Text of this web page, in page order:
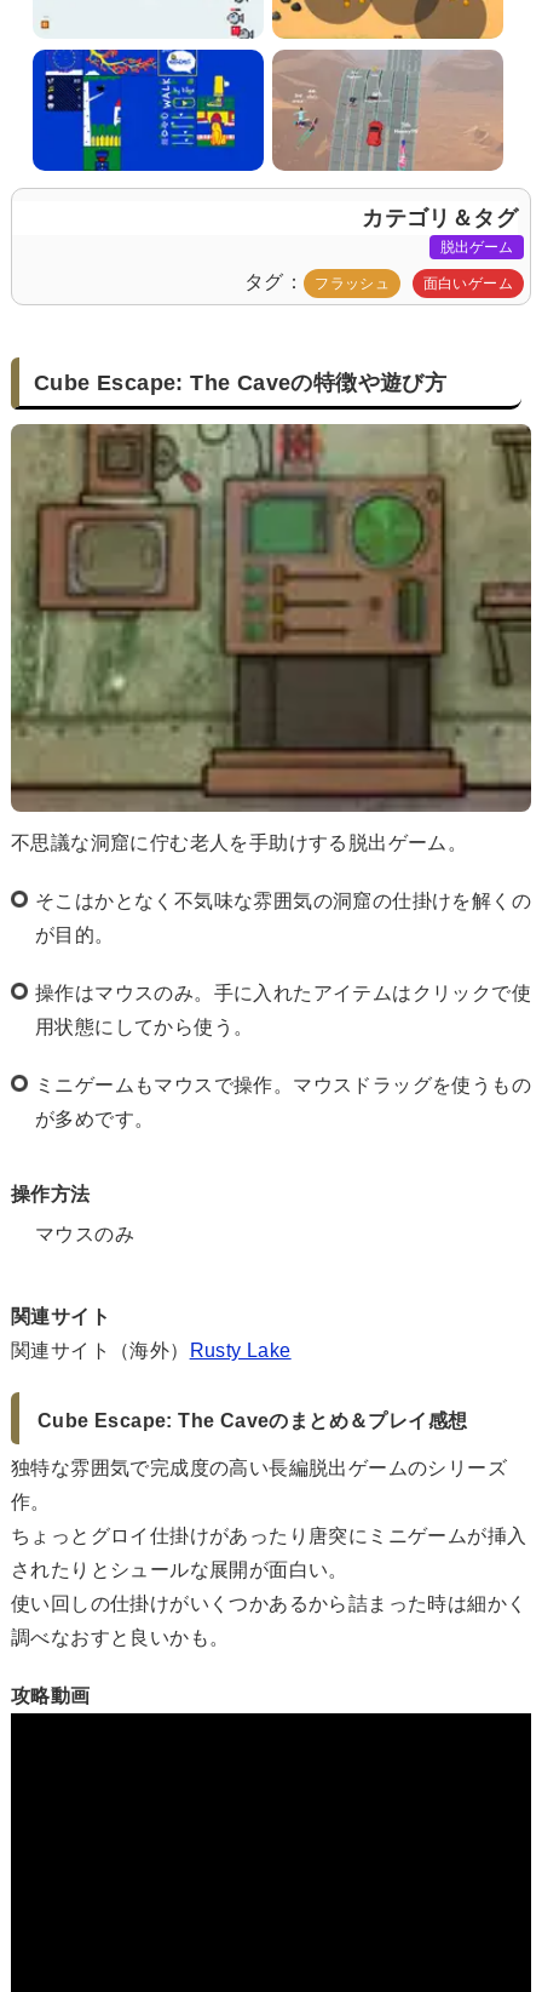
カテゴリ＆タグ
脱出ゲーム
タグ フラッシュ 面白いゲーム
Cube Escape: The Caveの特徴や遊び方
不思議な洞窟に佇む老人を手助けする脱出ゲーム。
そこはかとなく不気味な雰囲気の洞窟の仕掛けを解くの
が目的。
操作はマウスのみ。手に入れたアイテムはクリックで使
用状態にしてから使う。
ミニゲームもマウスで操作。マウスドラッグを使うもの
が多めです。
操作方法
マウスのみ
関連サイト
関連サイト（海外）
Rusty Lake
Cube Escape: The Caveのまとめ＆プレイ感想
独特な雰囲気で完成度の高い長編脱出ゲームのシリーズ
作。
ちょっとグロイ仕掛けがあったり唐突にミニゲームが挿入
されたりとシュールな展開が面白い。
使い回しの仕掛けがいくつかあるから詰まった時は細かく
調べなおすと良いかも。
攻略動画